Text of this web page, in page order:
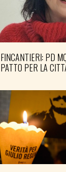
FINCANTIERI: PD
PATTO PER LA